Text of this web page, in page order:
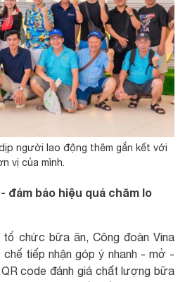
người lao động thêm gắn kết với
vị của mình.
đảm bảo hiệu quả chăm lo
chức bữa ăn, Công đoàn Vina
tiếp nhận góp ý nhanh - mở -
code đánh giá chất lượng bữa